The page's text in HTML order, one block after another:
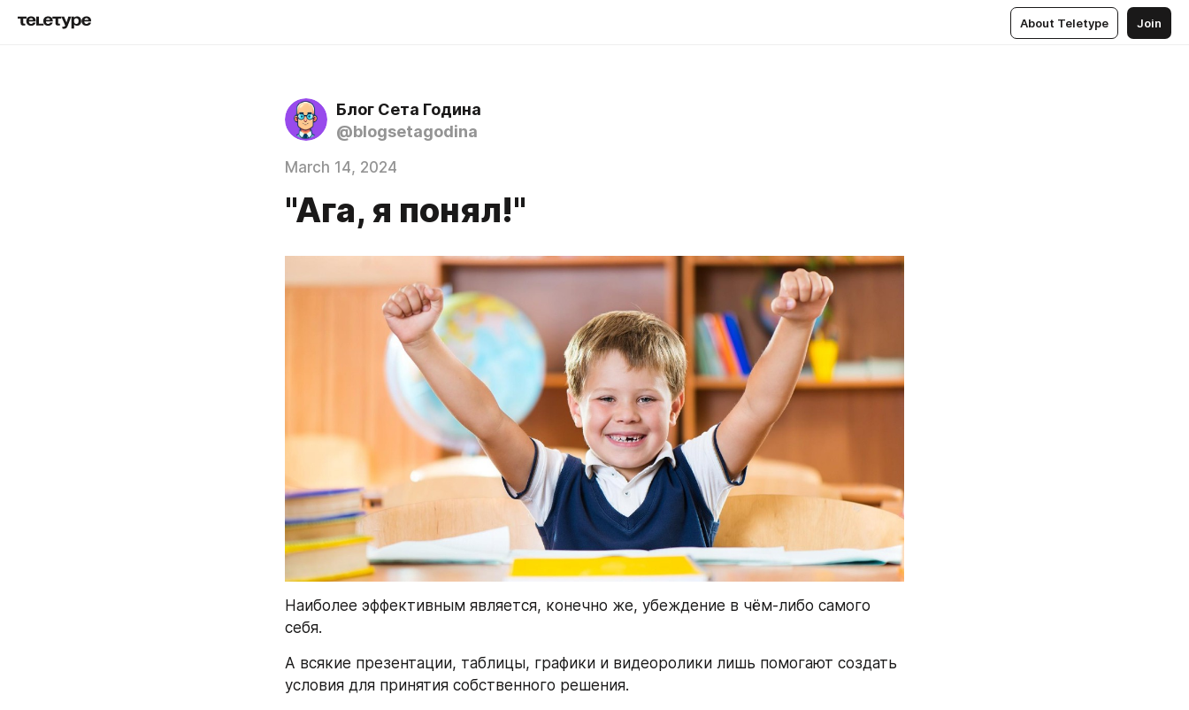
About Teletype Join
Блог Сета Година
@blogsetagodina
March 14, 2024
"Ага, я понял!"
Наиболее эффективным является, конечно же, убеждение в чём-либо самого
себя.
А всякие презентации, таблицы, графики и видеоролики лишь помогают создать
условия для принятия собственного решения.